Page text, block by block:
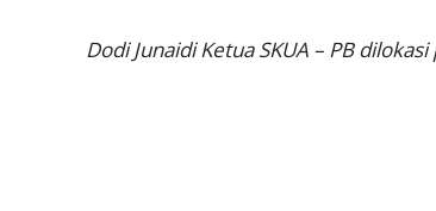
Dodi Junaidi Ketua SKUA – PB